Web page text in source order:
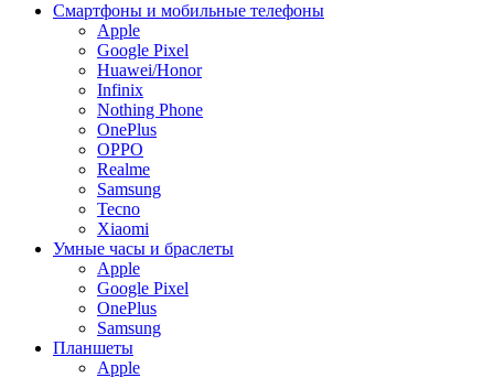
Смартфоны и мобильные телефоны
Apple
Google Pixel
Huawei/Honor
Infinix
Nothing Phone
OnePlus
OPPO
Realme
Samsung
Tecno
Xiaomi
Умные часы и браслеты
Apple
Google Pixel
OnePlus
Samsung
Планшеты
Apple